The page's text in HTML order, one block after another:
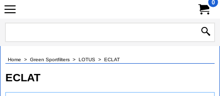
0
Home > Green Sportfilters > LOTUS > ECLAT
ECLAT